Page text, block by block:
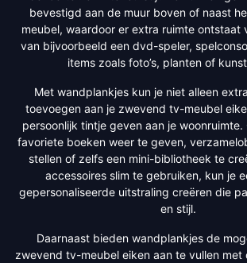
bevestigd aan de muur boven of naast
meubel, waardoor er extra ruimte ontstaat
van bijvoorbeeld een dvd-speler,
items zoals foto’s, planten of
Met wandplankjes kun je niet alleen
toevoegen aan je zwevend tv-meubel
persoonlijk tintje geven aan je woonruimte.
favoriete boeken weer te geven,
stellen of zelfs een mini-bibliotheek te
accessoires slim te gebruiken, kun je
gepersonaliseerde uitstraling creëren die
en stijl.
Daarnaast bieden wandplankjes de
zwevend tv-meubel eiken aan te vullen met